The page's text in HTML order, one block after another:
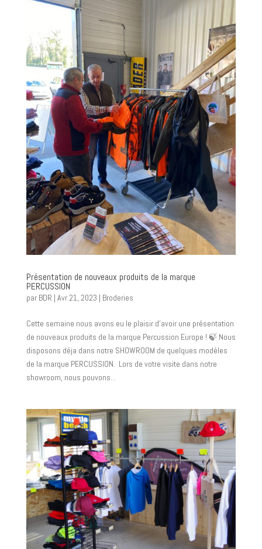
Présentation de nouveaux produits de la marque
PERCUSSION
par BDR | Avr 21, 2023 | Broderies
Cette semaine nous avons eu le plaisir d’avoir une présentation
de nouveaux produits de la marque Percussion Europe ! 🍃 Nous
disposons déja dans notre SHOWROOM de quelques modèles
de la marque PERCUSSION. Lors de votre visite dans notre
showroom, nous pouvons...